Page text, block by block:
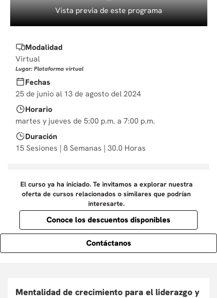
10. diseño Vista previa de este programa
Modalidad
Virtual
Lugar: Plataforma virtual
Fechas
25 de junio al 13 de agosto del 2024
Horario
martes y jueves de 5:00 p.m. a 7:00 p.m.
Duración
15 Sesiones | 8 Semanas | 30.0 Horas
El curso ya ha iniciado. Te invitamos a explorar nuestra
oferta de cursos relacionados o similares que podrían
interesarte.
Conoce los descuentos disponibles
Contáctanos
Mentalidad de crecimiento para el liderazgo y